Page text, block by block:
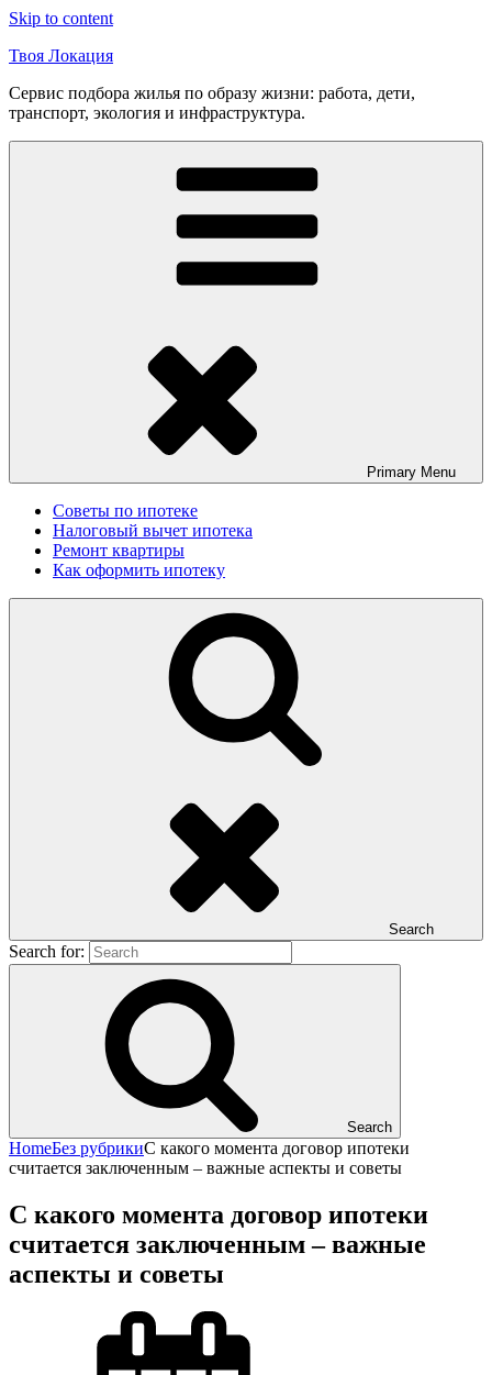
Skip to content
Твоя Локация
Сервис подбора жилья по образу жизни: работа, дети,
транспорт, экология и инфраструктура.
Primary Menu
Советы по ипотеке
Налоговый вычет ипотека
Ремонт квартиры
Как оформить ипотеку
Search
Search for:
Search
HomeБез рубрикиС какого момента договор ипотеки
считается заключенным – важные аспекты и советы
С какого момента договор ипотеки
считается заключенным – важные
аспекты и советы